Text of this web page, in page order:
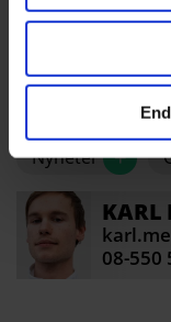
Inga personer
Fler nyheter
Nyheter +
KARL
08-550